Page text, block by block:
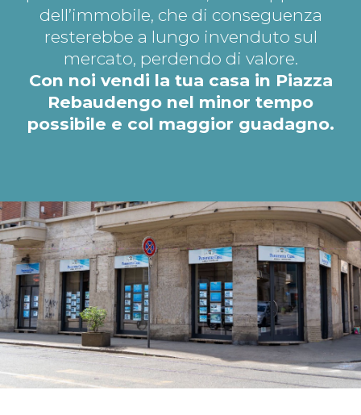
dell’immobile, che di conseguenza
resterebbe a lungo invenduto sul
mercato, perdendo di valore.
Con noi vendi la tua casa in Piazza
Rebaudengo nel minor tempo
possibile e col maggior guadagno.